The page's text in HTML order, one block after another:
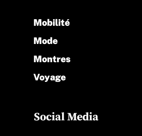
Mobilité
Mode
Montres
Voyage
Social Media